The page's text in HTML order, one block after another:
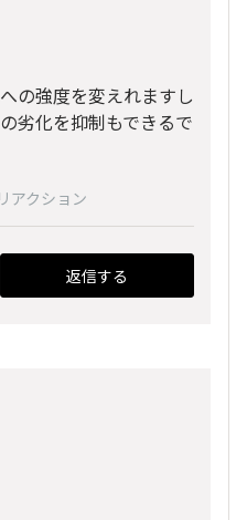
の強度を変えれますし
劣化を抑制もできるで
アクション
返信する